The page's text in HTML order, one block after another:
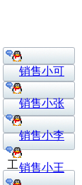
销售小可
销售小张
销售小李
销售小王
工